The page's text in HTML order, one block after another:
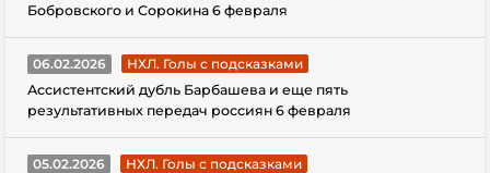
Бобровского и Сорокина 6 февраля
06.02.2026
НХЛ. Голы с подсказками
Ассистентский дубль Барбашева и еще пять
результативных передач россиян 6 февраля
05.02.2026
НХЛ. Голы с подсказками